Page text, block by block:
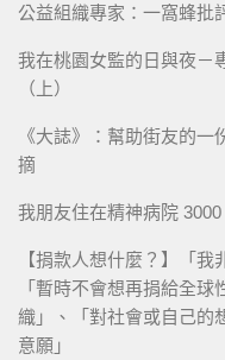
公益組織專家：一窩蜂批
我在桃園女監的日與夜－
（上）
《大誌》：幫助街友的
摘
我朋友住在精神病院
【捐款人想什麼？】「
「暫時不會想再捐給全
織」、「對社會或自己的
意願」